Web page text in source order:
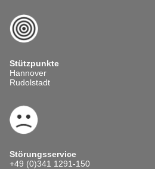
Stützpunkte
Hannover
Rudolstadt
Störungsservice
+49 (0)341 1291-150